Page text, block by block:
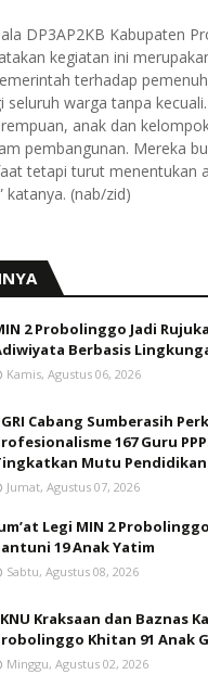
DP3AP2KB Kabupaten
kegiatan ini
terhadap
seluruh warga tanpa
anak dan
pembangunan. Mereka
tetapi turut menentukan
katanya. (nab/zid)
2 Probolinggo Jadi
Berbasis
Kamis, Agustus 06, 2026
Cabang Sumberasih
167 Guru
Mutu Pendidikan
Jumat, Agustus 07, 2026
Legi MIN 2
19 Anak Yatim
Sabtu, Agustus 08, 2026
Kraksaan dan Baznas
Khitan 91 Anak
Minggu, Agustus 02, 2026